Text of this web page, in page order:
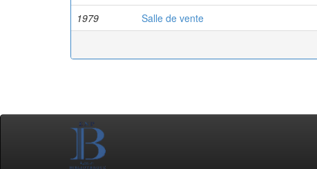
1979 Salle de vente